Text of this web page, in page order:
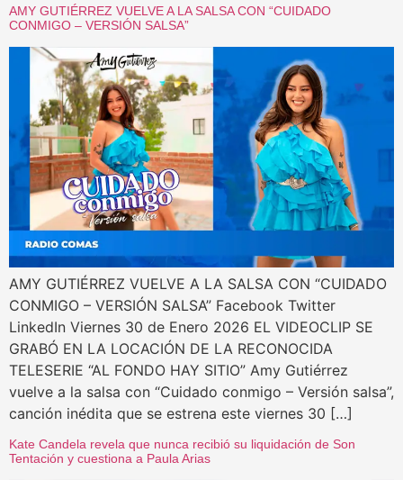
AMY GUTIÉRREZ VUELVE A LA SALSA CON “CUIDADO
CONMIGO – VERSIÓN SALSA”
AMY GUTIÉRREZ VUELVE A LA SALSA CON “CUIDADO
CONMIGO – VERSIÓN SALSA” Facebook Twitter
LinkedIn Viernes 30 de Enero 2026 EL VIDEOCLIP SE
GRABÓ EN LA LOCACIÓN DE LA RECONOCIDA
TELESERIE “AL FONDO HAY SITIO” Amy Gutiérrez
vuelve a la salsa con “Cuidado conmigo – Versión salsa”,
canción inédita que se estrena este viernes 30 […]
Kate Candela revela que nunca recibió su liquidación de Son
Tentación y cuestiona a Paula Arias